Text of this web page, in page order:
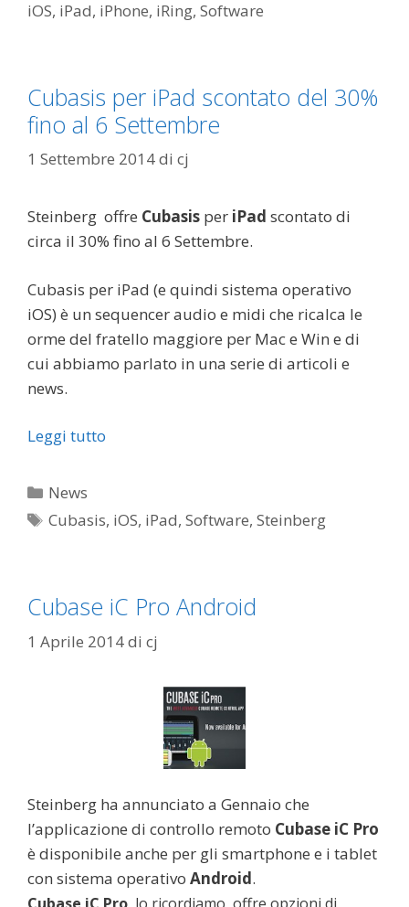
iOS, iPad, iPhone, iRing, Software
Cubasis per iPad scontato del 30%
fino al 6 Settembre
1 Settembre 2014di cj
Steinberg offre Cubasis per iPad scontato di
circa il 30% fino al 6 Settembre.
Cubasis per iPad (e quindi sistema operativo
iOS) è un sequencer audio e midi che ricalca le
orme del fratello maggiore per Mac e Win e di
cui abbiamo parlato in una serie di articoli e
news.
Leggi tutto
Categorie
News
Tag
Cubasis, iOS, iPad,Software,Steinberg
Cubase iC Pro Android
1 Aprile 2014di cj
Steinberg ha annunciato a Gennaio che
l’applicazione di controllo remoto Cubase iC Pro
è disponibile anche per gli smartphone e i tablet
con sistema operativo Android.